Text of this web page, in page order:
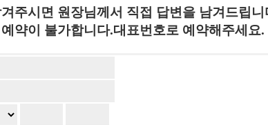
주시면 원장님께서 직접 답변을 남겨드립니
약이 불가합니다.대표번호로 예약해주세요.